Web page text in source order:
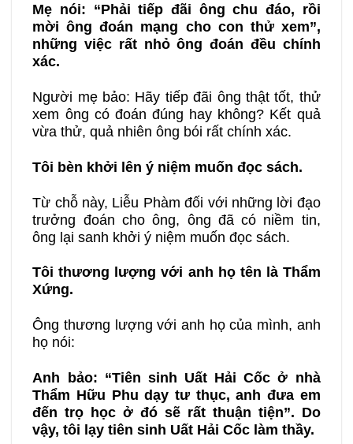
Mẹ nói: “Phải tiếp đãi ông chu đáo, rồi
mời ông đoán mạng cho con thử xem”,
những việc rất nhỏ ông đoán đều chính
xác.
Người mẹ bảo: Hãy tiếp đãi ông thật tốt, thử
xem ông có đoán đúng hay không? Kết quả
vừa thử, quả nhiên ông bói rất chính xác.
Tôi bèn khởi lên ý niệm muốn đọc sách.
Từ chỗ này, Liễu Phàm đối với những lời đạo
trưởng đoán cho ông, ông đã có niềm tin,
ông lại sanh khởi ý niệm muốn đọc sách.
Tôi thương lượng với anh họ tên là Thẩm
Xứng.
Ông thương lượng với anh họ của mình, anh
họ nói:
Anh bảo: “Tiên sinh Uất Hải Cốc ở nhà
Thẩm Hữu Phu dạy tư thục, anh đưa em
đến trọ học ở đó sẽ rất thuận tiện”. Do
vậy, tôi lạy tiên sinh Uất Hải Cốc làm thầy.